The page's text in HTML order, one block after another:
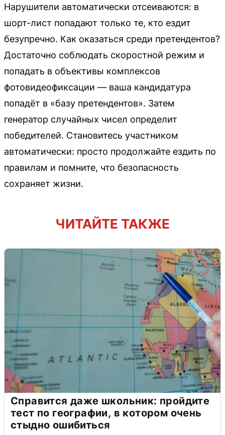
Нарушители автоматически отсеиваются: в
шорт-лист попадают только те, кто ездит
безупречно. Как оказаться среди претендентов?
Достаточно соблюдать скоростной режим и
попадать в объективы комплексов
фотовидеофиксации — ваша кандидатура
попадёт в «базу претендентов». Затем
генератор случайных чисел определит
победителей. Становитесь участником
автоматически: просто продолжайте ездить по
правилам и помните, что безопасность
сохраняет жизни.
ЧИТАЙТЕ ТАКЖЕ
Справится даже школьник: пройдите
тест по географии, в котором очень
стыдно ошибиться